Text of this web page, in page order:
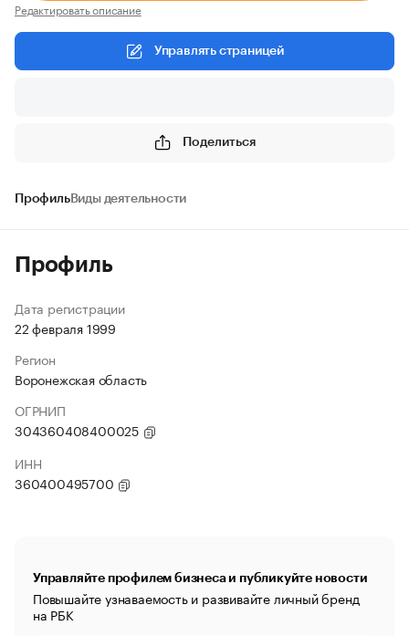
Редактировать описание
Управлять страницей
Поделиться
ПрофильВиды деятельности
Профиль
Дата регистрации
22 февраля 1999
Регион
Воронежская область
ОГРНИП
304360408400025
ИНН
360400495700
Управляйте профилем бизнеса и публикуйте новости
Повышайте узнаваемость и развивайте личный бренд
на РБК